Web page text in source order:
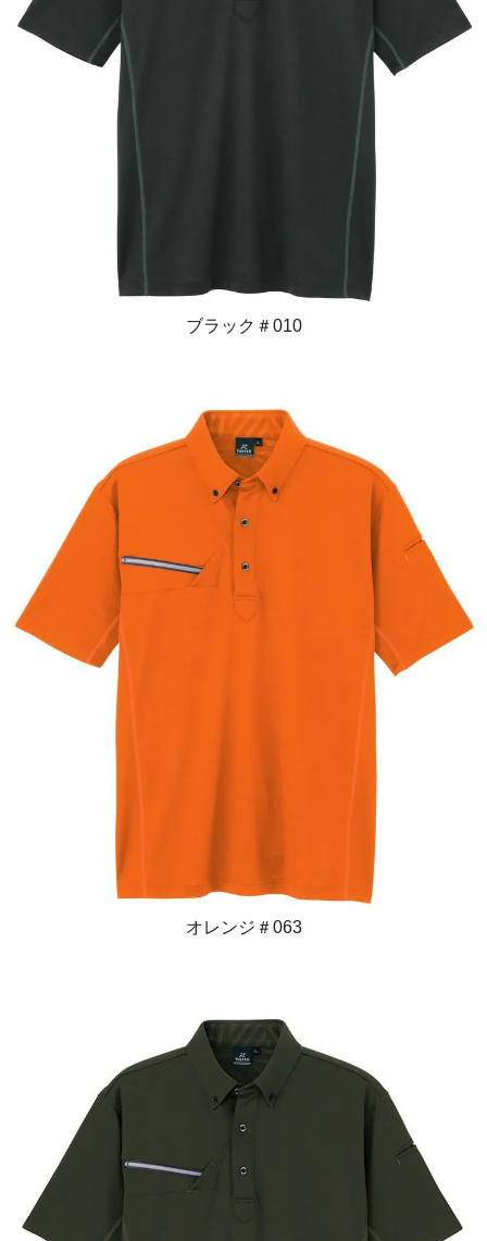
ブラック＃010
オレンジ＃063